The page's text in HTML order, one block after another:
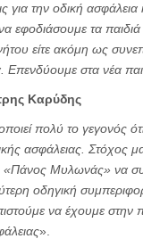
για την οδική
εφοδιάσουμε τα
είτε ακόμη ως
Επενδύουμε στα νέα
Καρύδης
πολύ το γεγονός
ασφάλειας. Στόχος
«Πάνος Μυλωνάς» να
οδηγική
να έχουμε στην
».